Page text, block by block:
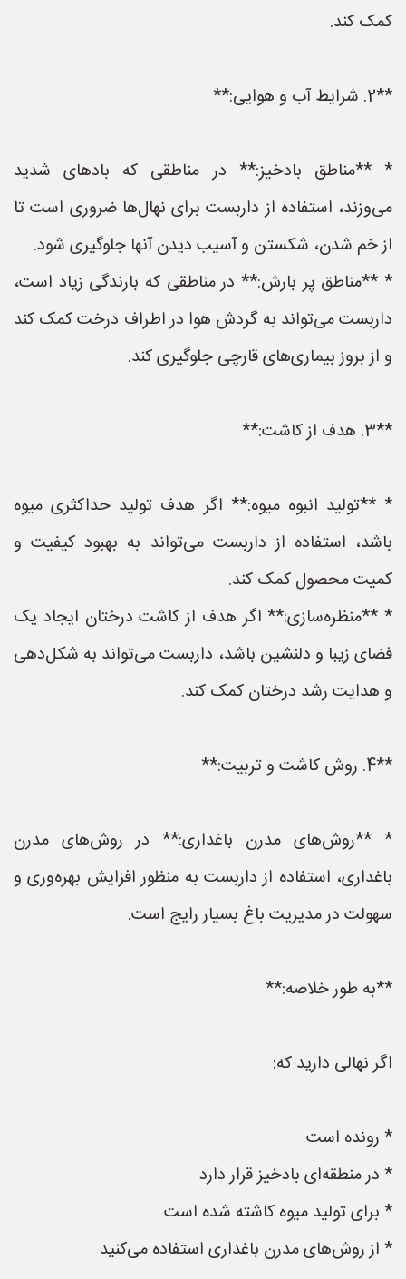
کمک کند.
**2. شرایط آب و هوایی:**
* **مناطق بادخیز:** در مناطقی که بادهای شدید
می‌وزند، استفاده از داربست برای نهال‌ها ضروری است تا
از خم شدن، شکستن و آسیب دیدن آنها جلوگیری شود.
* **مناطق پر بارش:** در مناطقی که بارندگی زیاد است،
داربست می‌تواند به گردش هوا در اطراف درخت کمک کند
و از بروز بیماری‌های قارچی جلوگیری کند.
**3. هدف از کاشت:**
* **تولید انبوه میوه:** اگر هدف تولید حداکثری میوه
باشد، استفاده از داربست می‌تواند به بهبود کیفیت و
کمیت محصول کمک کند.
* **منظره‌سازی:** اگر هدف از کاشت درختان ایجاد یک
فضای زیبا و دلنشین باشد، داربست می‌تواند به شکل‌دهی
و هدایت رشد درختان کمک کند.
**4. روش کاشت و تربیت:**
* **روش‌های مدرن باغداری:** در روش‌های مدرن
باغداری، استفاده از داربست به منظور افزایش بهره‌وری و
سهولت در مدیریت باغ بسیار رایج است.
**به طور خلاصه:**
اگر نهالی دارید که:
* رونده است
* در منطقه‌ای بادخیز قرار دارد
* برای تولید میوه کاشته شده است
* از روش‌های مدرن باغداری استفاده می‌کنید